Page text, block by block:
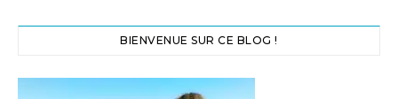
BIENVENUE SUR CE BLOG !